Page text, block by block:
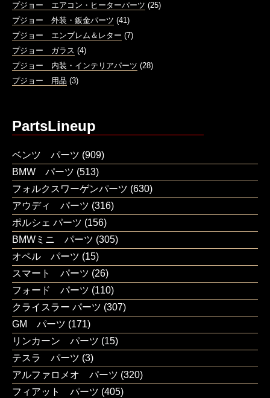
プジョー エアコン・ヒーターパーツ (25)
プジョー 外装・鈑金パーツ (41)
プジョー エンブレム＆レター (7)
プジョー ガラス (4)
プジョー 内装・インテリアパーツ (28)
プジョー 用品 (3)
PartsLineup
ベンツ パーツ (909)
BMW パーツ (513)
フォルクスワーゲンパーツ (630)
アウディ パーツ (316)
ポルシェ パーツ (156)
BMWミニ パーツ (305)
オペル パーツ (15)
スマート パーツ (26)
フォード パーツ (110)
クライスラー パーツ (307)
GM パーツ (171)
リンカーン パーツ (15)
テスラ パーツ (3)
アルファロメオ パーツ (320)
フィアット パーツ (405)